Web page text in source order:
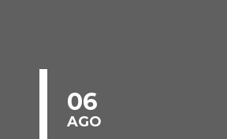
06
AGO